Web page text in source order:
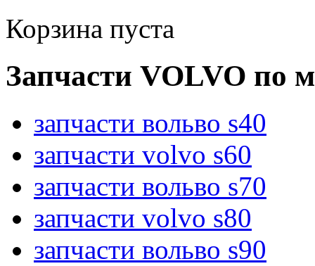
Корзина пуста
Запчасти VOLVO по
запчасти вольво s40
запчасти volvo s60
запчасти вольво s70
запчасти volvo s80
запчасти вольво s90